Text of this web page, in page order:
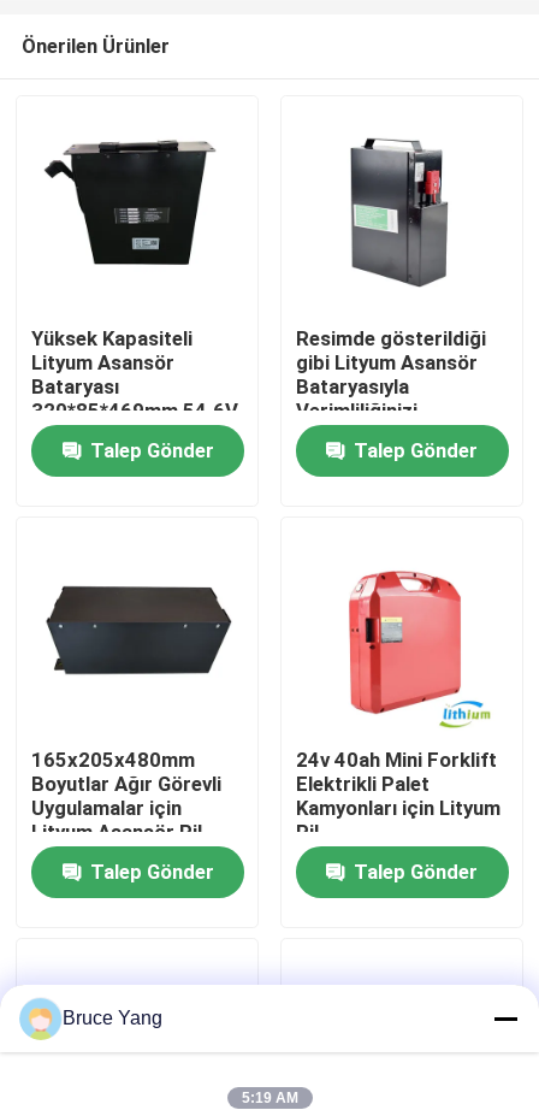
Ev
Fabrika turu
Bir teklif isteği
forklift lityum pil
48 Volt Lityum İyon Forklift Pil
Önerilen Ürünler
Yüksek Kapasiteli
Lityum Asansör
Bataryası
320*85*469mm 54.6V
Uzun ömür
Talep Gönder
Resimde gösterildiği
gibi Lityum Asansör
Bataryasıyla
Verimliliğinizi
Maksimize Edin
Talep Gönder
165x205x480mm
Boyutlar Ağır Görevli
Uygulamalar için
Lityum Asansör Pil
Talep Gönder
24v 40ah Mini Forklift
Elektrikli Palet
Kamyonları için Lityum
Pil
Talep Gönder
Bruce Yang
5:19 AM